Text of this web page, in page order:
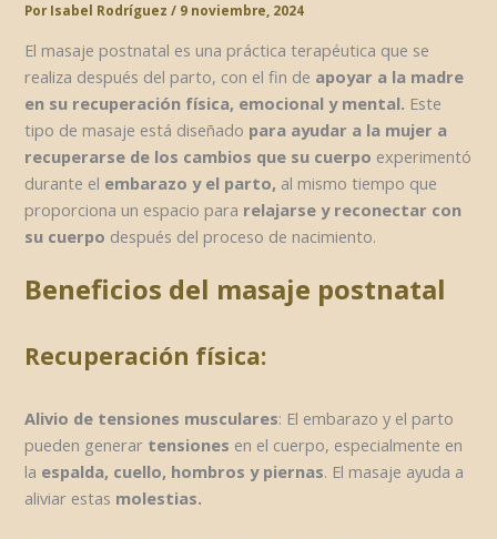
PorIsabel Rodríguez/ 9 noviembre, 2024
El masaje postnatal es una práctica terapéutica que se
realiza después del parto, con el fin de apoyar a la madre
en su recuperación física, emocional y mental. Este
tipo de masaje está diseñado para ayudar a la mujer a
recuperarse de los cambios que su cuerpo experimentó
durante el embarazo y el parto, al mismo tiempo que
proporciona un espacio para relajarse y reconectar con
su cuerpo después del proceso de nacimiento.
Beneficios del masaje postnatal
Recuperación física:
Alivio de tensiones musculares: El embarazo y el parto
pueden generar tensiones en el cuerpo, especialmente en
la espalda, cuello, hombros y piernas. El masaje ayuda a
aliviar estas molestias.